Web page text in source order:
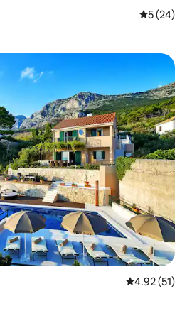
平均评分
5 (24)
平均评分
4.92 (51)